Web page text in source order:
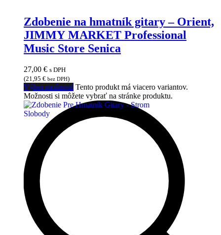
Zdobenie na hmatník gitary – Orient,
JIMMY MARKET Professional
Music Store Senica
27,00 € s DPH
(21,95 € bez DPH)
Výber možností Tento produkt má viacero variantov.
Možnosti si môžete vybrať na stránke produktu.